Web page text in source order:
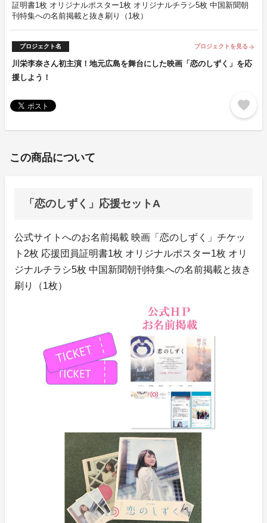
証明書1枚 オリジナルポスター1枚 オリジナルチラシ5枚 中国新聞朝
刊特集への名前掲載と抜き刷り（1枚）
プロジェクト名 プロジェクトを見る arrow_forward
川栄李奈さん初主演！地元広島を舞台にした映画「恋のしずく」を応
援しよう！
favorite
この商品について
「恋のしずく」応援セットA
公式サイトへのお名前掲載 映画「恋のしずく」チケッ
ト2枚 応援団員証明書1枚 オリジナルポスター1枚 オリ
ジナルチラシ5枚 中国新聞朝刊特集への名前掲載と抜き
刷り（1枚）